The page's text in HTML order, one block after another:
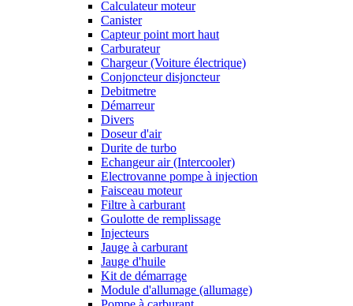
Calculateur moteur
Canister
Capteur point mort haut
Carburateur
Chargeur (Voiture électrique)
Conjoncteur disjoncteur
Debitmetre
Démarreur
Divers
Doseur d'air
Durite de turbo
Echangeur air (Intercooler)
Electrovanne pompe à injection
Faisceau moteur
Filtre à carburant
Goulotte de remplissage
Injecteurs
Jauge à carburant
Jauge d'huile
Kit de démarrage
Module d'allumage (allumage)